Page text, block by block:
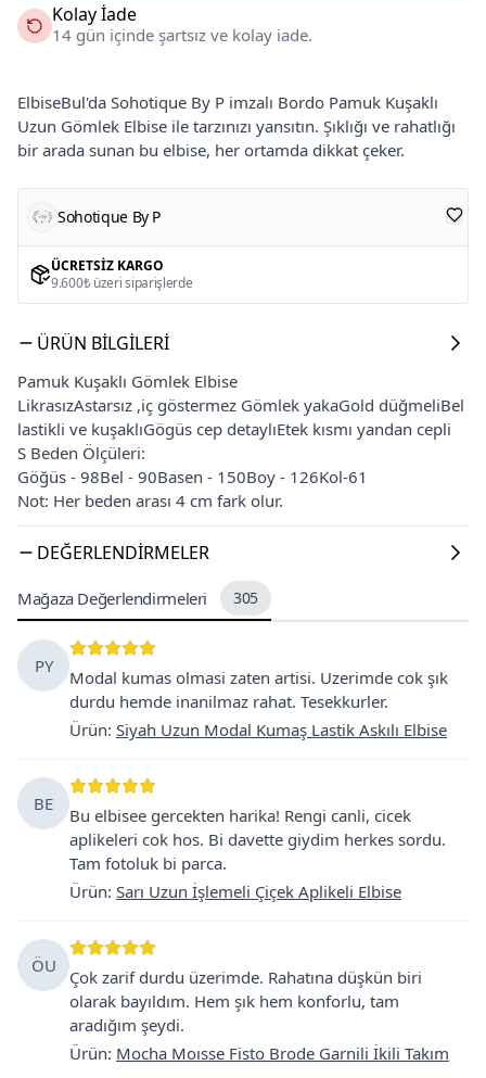
Kolay İade
14 gün içinde şartsız ve kolay iade.
ElbiseBul'da Sohotique By P imzalı Bordo Pamuk Kuşaklı
Uzun Gömlek Elbise ile tarzınızı yansıtın. Şıklığı ve rahatlığı
bir arada sunan bu elbise, her ortamda dikkat çeker.
Sohotique By P
ÜCRETSIZ KARGO
9.600₺ üzeri siparişlerde
ÜRÜN BILGILERI
Pamuk Kuşaklı Gömlek Elbise
LikrasızAstarsız ,iç göstermez Gömlek yakaGold düğmeliBel
lastikli ve kuşaklıGögüs cep detaylıEtek kısmı yandan cepli
S Beden Ölçüleri:
Göğüs - 98Bel - 90Basen - 150Boy - 126Kol-61
Not: Her beden arası 4 cm fark olur.
DEĞERLENDIRMELER
Mağaza Değerlendirmeleri 305
PY
Modal kumas olmasi zaten artisi. Uzerimde cok şık
durdu hemde inanilmaz rahat. Tesekkurler.
Ürün: Siyah Uzun Modal Kumaş Lastik Askılı Elbise
BE
Bu elbisee gercekten harika! Rengi canli, cicek
aplikeleri cok hos. Bi davette giydim herkes sordu.
Tam fotoluk bi parca.
Ürün: Sarı Uzun İşlemeli Çiçek Aplikeli Elbise
ÖU
Çok zarif durdu üzerimde. Rahatına düşkün biri
olarak bayıldım. Hem şık hem konforlu, tam
aradığım şeydi.
Ürün: Mocha Moısse Fisto Brode Garnili İkili Takım